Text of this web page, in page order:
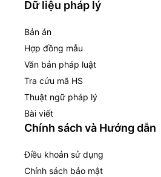
Dữ liệu pháp lý
Bản án
Hợp đồng mẫu
Văn bản pháp luật
Tra cứu mã HS
Thuật ngữ pháp lý
Bài viết
Chính sách và Hướng dẫn
Điều khoản sử dụng
Chính sách bảo mật